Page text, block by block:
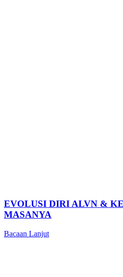
EVOLUSI DIRI ALVN &
MASANYA
Bacaan Lanjut